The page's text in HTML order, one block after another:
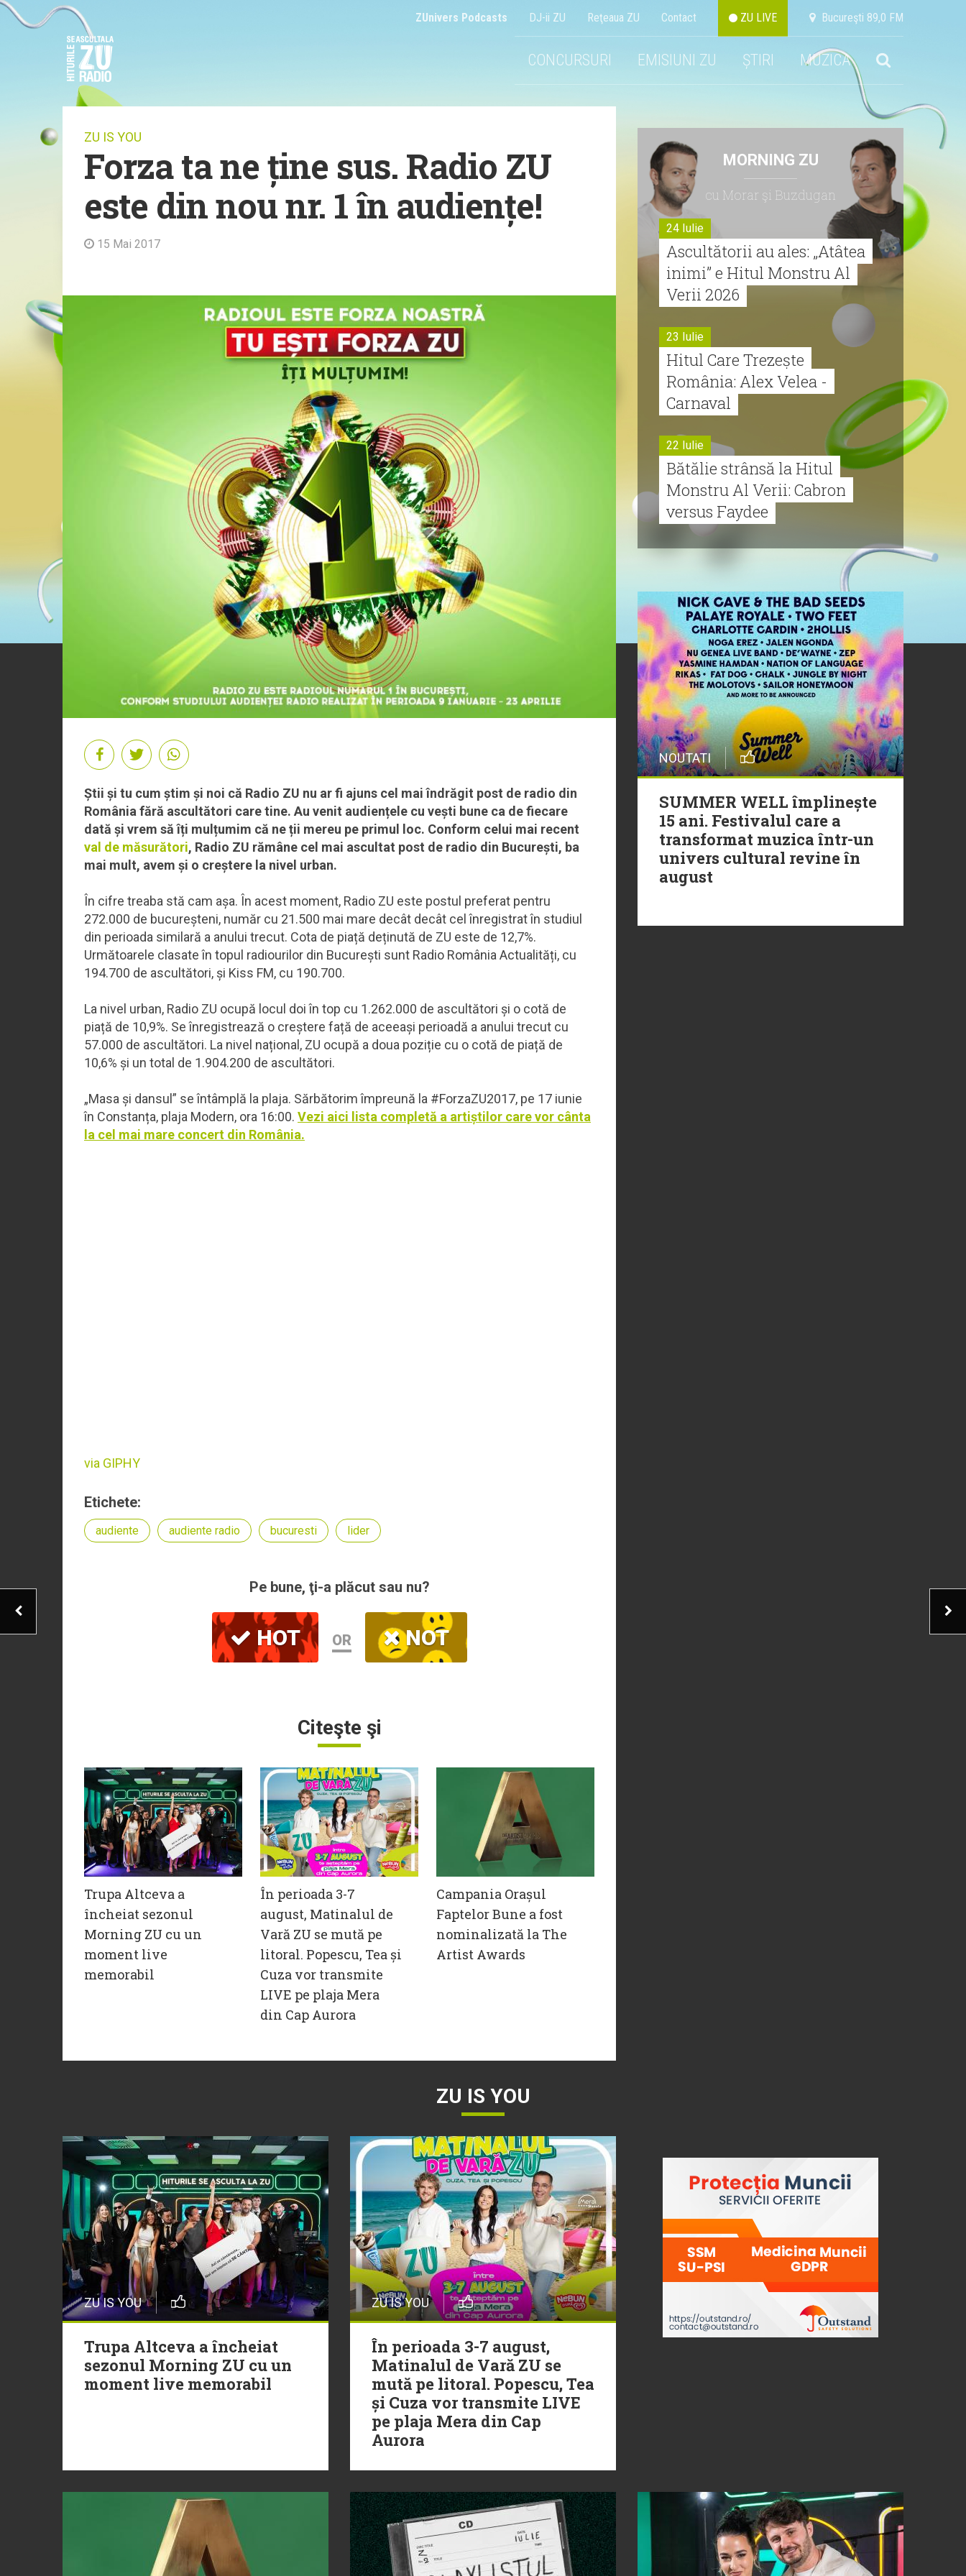
ZUnivers Podcasts DJ-ii ZU Reţeaua ZU Contact ZU LIVE Bucureşti 89,0 FM
CONCURSURI EMISIUNI ZU ȘTIRI MUZICA
ZU IS YOU
Forza ta ne ține sus. Radio ZU
este din nou nr. 1 în audiențe!
15 Mai 2017
Știi și tu cum știm și noi că Radio ZU nu ar fi ajuns cel mai îndrăgit post de radio din
România fără ascultători care tine. Au venit audiențele cu vești bune ca de fiecare
dată și vrem să îți mulțumim că ne ții mereu pe primul loc. Conform celui mai recent
val de măsurători, Radio ZU rămâne cel mai ascultat post de radio din București, ba
mai mult, avem și o creștere la nivel urban.
În cifre treaba stă cam așa. În acest moment, Radio ZU este postul preferat pentru
272.000 de bucureșteni, număr cu 21.500 mai mare decât decât cel înregistrat în studiul
din perioada similară a anului trecut. Cota de piață deținută de ZU este de 12,7%.
Următoarele clasate în topul radiourilor din București sunt Radio România Actualități, cu
194.700 de ascultători, și Kiss FM, cu 190.700.
La nivel urban, Radio ZU ocupă locul doi în top cu 1.262.000 de ascultători și o cotă de
piață de 10,9%. Se înregistrează o creștere față de aceeași perioadă a anului trecut cu
57.000 de ascultători. La nivel național, ZU ocupă a doua poziție cu o cotă de piață de
10,6% și un total de 1.904.200 de ascultători.
„Masa și dansul” se întâmplă la plaja. Sărbătorim împreună la #ForzaZU2017, pe 17 iunie
în Constanța, plaja Modern, ora 16:00. Vezi aici lista completă a artiștilor care vor cânta
la cel mai mare concert din România.
via GIPHY
Etichete:
audiente audiente radio bucuresti lider
Pe bune, ţi-a plăcut sau nu?
HOT OR NOT
Citeşte şi
Trupa Altceva a
încheiat sezonul
Morning ZU cu un
moment live
memorabil
În perioada 3-7
august, Matinalul de
Vară ZU se mută pe
litoral. Popescu, Tea și
Cuza vor transmite
LIVE pe plaja Mera
din Cap Aurora
Campania Orașul
Faptelor Bune a fost
nominalizată la The
Artist Awards
MORNING ZU
cu Morar şi Buzdugan
24 Iulie
Ascultătorii au ales: „Atâtea
inimi” e Hitul Monstru Al
Verii 2026
23 Iulie
Hitul Care Trezește
România: Alex Velea -
Carnaval
22 Iulie
Bătălie strânsă la Hitul
Monstru Al Verii: Cabron
versus Faydee
21 Iulie
Cabron vine cu Hitul
Monstru al Verii
20 Iulie
Episod nou | Muzica Aia x
DJ Christian Thomson
20 Iulie
Torpedoul lui Morar: Theo
Rose - „Ceai lângă tine”
NOUTATI
SUMMER WELL împlinește
15 ani. Festivalul care a
transformat muzica într-un
univers cultural revine în
august
ZU IS YOU
ZU IS YOU
Trupa Altceva a încheiat
sezonul Morning ZU cu un
moment live memorabil
ZU IS YOU
În perioada 3-7 august,
Matinalul de Vară ZU se
mută pe litoral. Popescu, Tea
și Cuza vor transmite LIVE
pe plaja Mera din Cap
Aurora